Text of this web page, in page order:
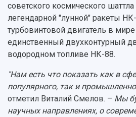
советского космического
легендарной "лунной" ракеты
турбовинтовой двигатель в
единственный двухконтурный
водородном топливе НК-88.
"Нам есть что показать как в
популярного, так и
отметил Виталий Смелов. – Мы
научных направлениях, о